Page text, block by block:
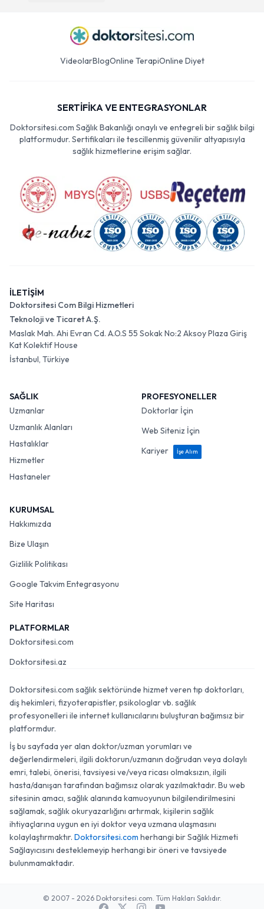
VideolarBlogOnline TerapiOnline Diyet
SERTİFİKA VE ENTEGRASYONLAR
Doktorsitesi.com Sağlık Bakanlığı onaylı ve entegreli bir sağlık bilgi
platformudur. Sertifikaları ile tescillenmiş güvenilir altyapısıyla
sağlık hizmetlerine erişim sağlar.
İLETİŞİM
Doktorsitesi Com Bilgi Hizmetleri
Teknoloji ve Ticaret A.Ş.
Maslak Mah. Ahi Evran Cd. A.O.S 55 Sokak No:2 Aksoy Plaza Giriş
Kat Kolektif House
İstanbul, Türkiye
SAĞLIK
Uzmanlar
Uzmanlık Alanları
Hastalıklar
Hizmetler
Hastaneler
PROFESYONELLER
Doktorlar İçin
Web Siteniz İçin
Kariyer
İşe Alım
KURUMSAL
Hakkımızda
Bize Ulaşın
Gizlilik Politikası
Google Takvim Entegrasyonu
Site Haritası
PLATFORMLAR
Doktorsitesi.com
Doktorsitesi.az
Doktorsitesi.com sağlık sektöründe hizmet veren tıp doktorları,
diş hekimleri, fizyoterapistler, psikologlar vb. sağlık
profesyonelleri ile internet kullanıcılarını buluşturan bağımsız bir
platformdur.
İş bu sayfada yer alan doktor/uzman yorumları ve
değerlendirmeleri, ilgili doktorun/uzmanın doğrudan veya dolaylı
emri, talebi, önerisi, tavsiyesi ve/veya ricası olmaksızın, ilgili
hasta/danışan tarafından bağımsız olarak yazılmaktadır. Bu web
sitesinin amacı, sağlık alanında kamuoyunun bilgilendirilmesini
sağlamak, sağlık okuryazarlığını artırmak, kişilerin sağlık
ihtiyaçlarına uygun en iyi doktor veya uzmana ulaşmasını
kolaylaştırmaktır. Doktorsitesi.com herhangi bir Sağlık Hizmeti
Sağlayıcısını desteklemeyip herhangi bir öneri ve tavsiyede
bulunmamaktadır.
© 2007 - 2026 Doktorsitesi.com. Tüm Hakları Saklıdır.